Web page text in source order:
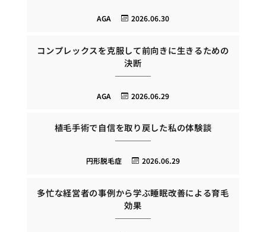
2026.06.30
AGA
コンプレックスを克服して前向きに生きるための
決断
2026.06.29
AGA
植毛手術で自信を取り戻した私の体験談
2026.06.29
円形脱毛症
多忙な経営者の事例から学ぶ睡眠改善による育毛
効果